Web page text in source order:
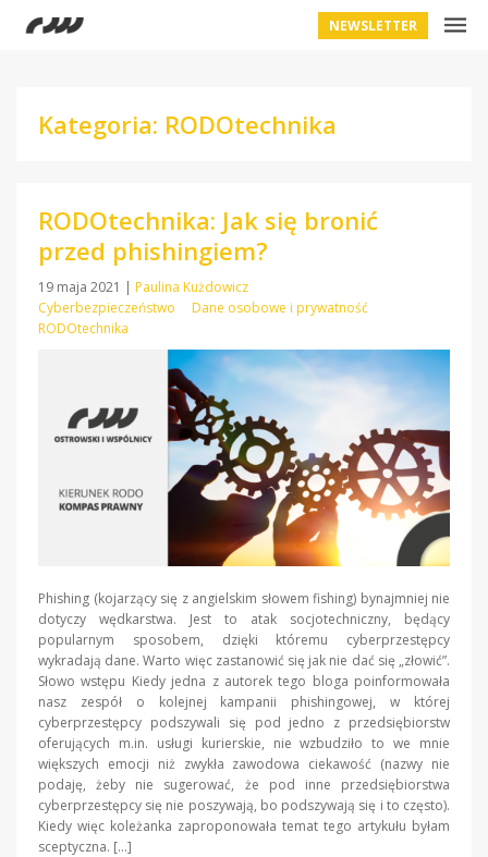
NEWSLETTER
Kategoria: RODOtechnika
RODOtechnika: Jak się bronić
przed phishingiem?
19 maja 2021 | Paulina Kużdowicz
Cyberbezpieczeństwo
Dane osobowe i prywatność
RODOtechnika
Phishing (kojarzący się z angielskim słowem fishing) bynajmniej nie
dotyczy wędkarstwa. Jest to atak socjotechniczny, będący
popularnym sposobem, dzięki któremu cyberprzestępcy
wykradają dane. Warto więc zastanowić się jak nie dać się „złowić”.
Słowo wstępu Kiedy jedna z autorek tego bloga poinformowała
nasz zespół o kolejnej kampanii phishingowej, w której
cyberprzestępcy podszywali się pod jedno z przedsiębiorstw
oferujących m.in. usługi kurierskie, nie wzbudziło to we mnie
większych emocji niż zwykła zawodowa ciekawość (nazwy nie
podaję, żeby nie sugerować, że pod inne przedsiębiorstwa
cyberprzestępcy się nie poszywają, bo podszywają się i to często).
Kiedy więc koleżanka zaproponowała temat tego artykułu byłam
sceptyczna. […]